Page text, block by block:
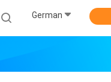
German